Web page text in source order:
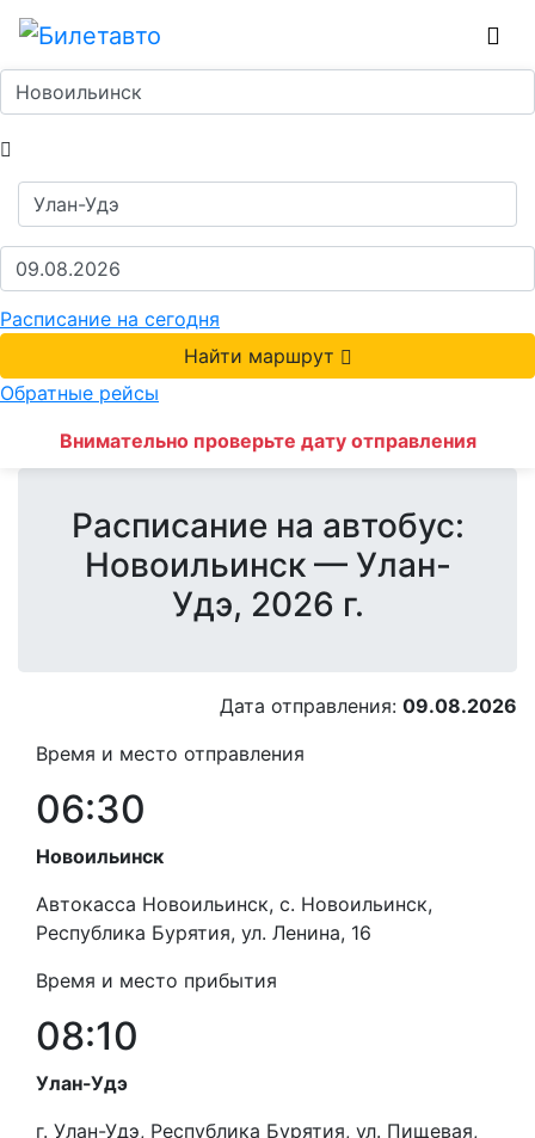
Расписание на сегодня
Найти маршрут
Обратные рейсы
Внимательно проверьте дату отправления
Расписание на автобус:
Новоильинск — Улан-
Удэ, 2026 г.
Дата отправления: 09.08.2026
Время и место отправления
06:30
Новоильинск
Автокасса Новоильинск, с. Новоильинск,
Республика Бурятия, ул. Ленина, 16
Время и место прибытия
08:10
Улан-Удэ
г. Улан-Удэ, Республика Бурятия, ул. Пищевая,